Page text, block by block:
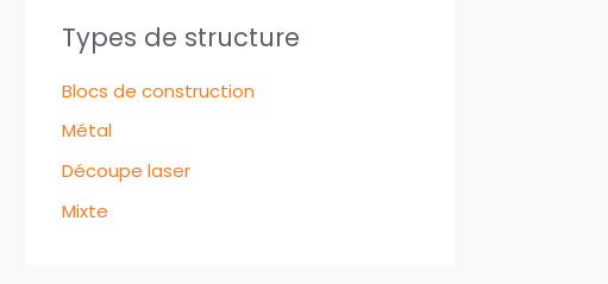
Types de structure
Blocs de construction
Métal
Découpe laser
Mixte